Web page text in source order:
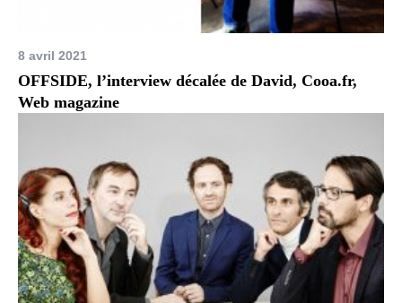
8 avril 2021
OFFSIDE, l’interview décalée de David, Cooa.fr,
Web magazine